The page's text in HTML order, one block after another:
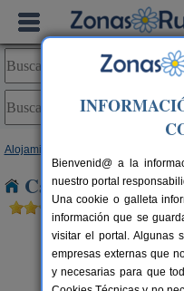
Alojamientos
Casas Rurales
Bienvenid@ a la
nuestro portal
Una cookie o galleta
información que se
visitar el portal. Algunas
empresas externas que
y necesarias para que